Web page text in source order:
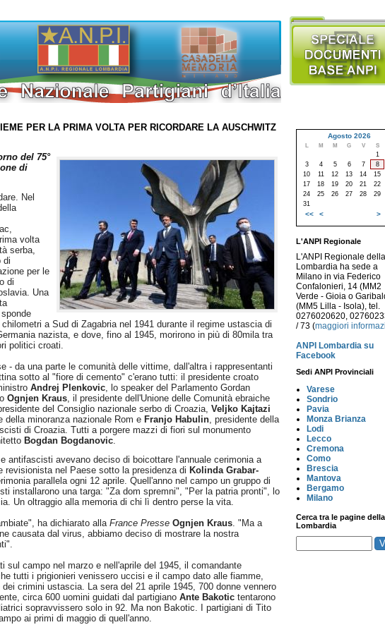
PER LA PRIMA VOLTA PER RICORDARE LA AUSCHWITZ
del 75°
di
Nel
volta
serba,
di
per le
di
Una
a Sud di Zagabria nel 1941 durante il regime ustascia di
nazista, e dove, fino al 1945, morirono in più di 80mila tra
politici croati.
- da una parte le comunità delle vittime, dall'altra i rappresentanti
sotto al "fiore di cemento" c'erano tutti: il presidente croato
Andrej Plenkovic, lo speaker del Parlamento Gordan
Ognjen Kraus, il presidente dell'Unione delle Comunità ebraiche
del Consiglio nazionale serbo di Croazia, Veljko Kajtazi
della minoranza nazionale Rom e Franjo Habulin, presidente della
di Croazia. Tutti a porgere mazzi di fiori sul monumento
Bogdan Bogdanovic.
antifascisti avevano deciso di boicottare l'annuale cerimonia a
revisionista nel Paese sotto la presidenza di Kolinda Grabar-
parallela ogni 12 aprile. Quell'anno nel campo un gruppo di
installarono una targa: "Za dom spremni", "Per la patria pronti", lo
Un oltraggio alla memoria di chi lì dentro perse la vita.
ha dichiarato alla France Presse Ognjen Kraus. "Ma a
causata dal virus, abbiamo deciso di mostrare la nostra
sul campo nel marzo e nell'aprile del 1945, il comandante
tutti i prigionieri venissero uccisi e il campo dato alle fiamme,
crimini ustascia. La sera del 21 aprile 1945, 700 donne vennero
circa 600 uomini guidati dal partigiano Ante Bakotic tentarono
sopravvissero solo in 92. Ma non Bakotic. I partigiani di Tito
ai primi di maggio di quell'anno.
Agosto 2026
L M M G V S
1
3
4 5 6 7 8
10
11 12 13 14 15
17
18 19 20 21 22
24
25 26 27 28 29
31
<< < >
L'ANPI Regionale
L'ANPI Regionale della
Lombardia ha sede a
Milano in via Federico
Confalonieri, 14 (MM2
Verde - Gioia o
(MM5 Lilla - Isola), tel.
0276020620,
/ 73 (maggiori
ANPI Lombardia su
Facebook
Sedi ANPI Provinciali
Varese
Sondrio
Pavia
Monza Brianza
Lodi
Lecco
Cremona
Como
Brescia
Mantova
Bergamo
Milano
Cerca tra le pagine della
Lombardia